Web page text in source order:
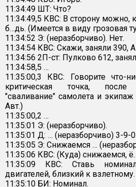
11:34:49 ШТ: Что?
11:34:49,5 КВС: В сторону можно,
б…дь. (Имеется в виду грозовая
11:34:52 Э: (неразборчиво). Нет.
11:34:54 КВС: Скажи, заняли 390,
11:34:56 2П-ст: Пулково 612,
11:34:58,5 …
11:35:00,3 КВС: Говорите что-
критическая точка, после
"сваливание" самолета и экипаж
Авт.)
11:35:00,2 …
11:35:01 Э: (неразборчиво).
11:35:01 Д: … (неразборчиво) 3-9-0.
11:35:05 Э: Снижаемся …
11:35:06 КВС: (Куда) снижаемся,
11:35:09 КВС: Ставь
двигателей, близкий к
11:35:10 БИ: Номинал.